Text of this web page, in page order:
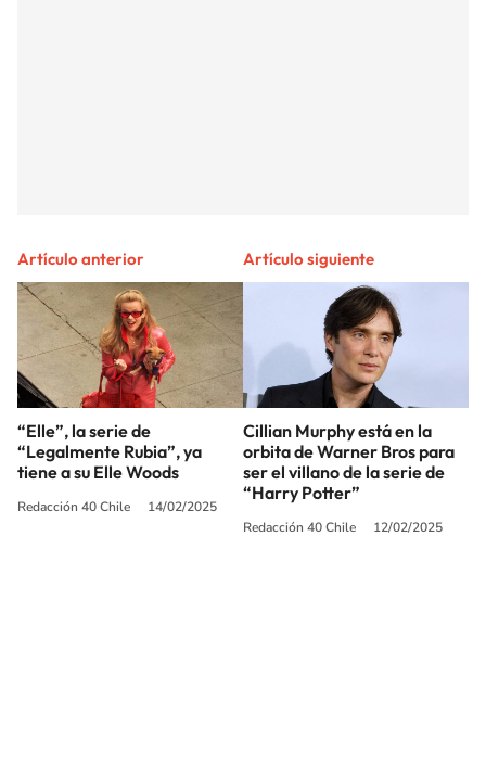
Artículo anterior
“Elle”, la serie de
“Legalmente Rubia”, ya
tiene a su Elle Woods
Redacción 40 Chile 14/02/2025
Artículo siguiente
Cillian Murphy está en la
orbita de Warner Bros para
ser el villano de la serie de
“Harry Potter”
Redacción 40 Chile 12/02/2025